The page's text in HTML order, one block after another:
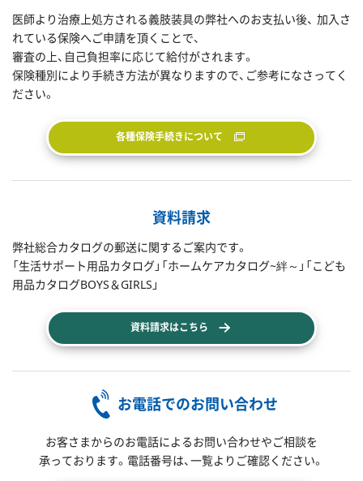
医師より治療上処方される義肢装具の弊社へのお支払い後、 加入さ
れている保険へご申請を頂くことで、
審査の上、自己負担率に応じて給付がされます。
保険種別により手続き方法が異なりますので、ご参考になさってく
ださい。
各種保険手続きについて
資料請求
弊社総合カタログの郵送に関するご案内です。
「生活サポート用品カタログ」「ホームケアカタログ~絆～」「こども
用品カタログBOYS＆GIRLS」
資料請求はこちら
お電話でのお問い合わせ
お客さまからのお電話によるお問い合わせやご相談を
承っております。電話番号は、一覧よりご確認ください。